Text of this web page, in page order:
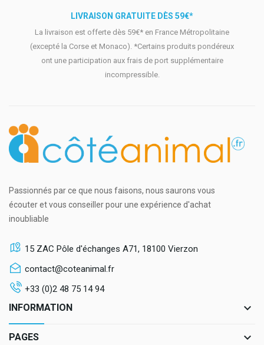
LIVRAISON GRATUITE DÈS 59€*
La livraison est offerte dès 59€* en France Métropolitaine
(excepté la Corse et Monaco). *Certains produits pondéreux
ont une participation aux frais de port supplémentaire
incompressible.
Passionnés par ce que nous faisons, nous saurons vous
écouter et vous conseiller pour une expérience d'achat
inoubliable
15 ZAC Pôle d'échanges A71, 18100 Vierzon
contact@coteanimal.fr
+33 (0)2 48 75 14 94
INFORMATION keyboard_arrow_down
PAGES keyboard_arrow_down